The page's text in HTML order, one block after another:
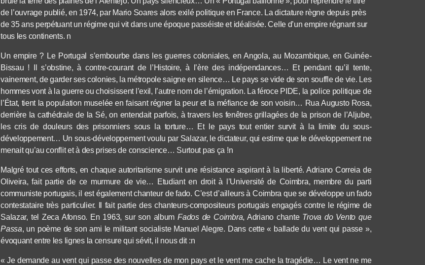
de l’ouvrage publié, en 1974, par Mario Soares alors exilé politique en France. La dictature règne depuis près
de 35 ans perpétuant un régime qui vit dans une époque passéisteet idéalisée. Celle d’un empire régnant sur
tous les continents. n
Un empire ? Le Portugal s’embourbe dans les guerres coloniales, en Angola, au Mozambique, en Guinée-
Bissau ! Il s’obstine, à contre-courant de l’Histoire, à l’ère des indépendances… Et pendant qu’il tente,
vainement, de garder ses colonies, la métropole saigne en silence… Le pays se vide de son souffle de vie. Les
hommes vont à la guerre ou choisissent l’exil, l’autre nom de l’émigration. La féroce PIDE, la police politique de
l’État, tient la population muselée en faisant régner la peur et la méfiance de son voisin… Rua Augusto Rosa,
derrière la cathédrale de la Sé, on entendait parfois, à travers les fenêtres grillagées de la prison de l’Aljube,
les cris de douleurs des prisonniers sous la torture… Et le pays tout entier survit à la limite du sous-
développement… Un sous-développement voulu par Salazar, le dictateur, qui estime que le développement ne
menait qu’au conflit et à des prises de conscience… Surtout pas ça !n
Malgré tout ces efforts, en chaque autoritarisme survit une résistance aspirant à la liberté. Adriano Correia de
Oliveira, fait partie de ce murmure de vie… Etudiant en droit à l’Université de Coimbra, membre du parti
communiste portugais, il est également chanteur defado. C’est d’ailleurs à Coimbra que se développe un fado
contestataire très particulier. Il fait partie des chanteurs-compositeursportugais engagés contre le régime de
Salazar, tel Zeca Afonso. En 1963, sur son albumFados de Coimbra, Adriano chante Trova do Vento que
Passa, un poème de son ami le militant socialiste Manuel Alegre. Dans cette « ballade du vent qui passe »,
évoquant entre les lignes la censure qui sévit, il nous dit :n
« Je demande au vent qui passe des nouvelles de mon pays et le vent me cache la tragédie… Le vent ne me